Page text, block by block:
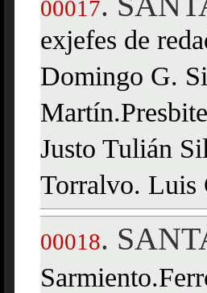
00017
exjefes de
Domingo G.
Justo Tulián
Torralvo. Luis
00018.